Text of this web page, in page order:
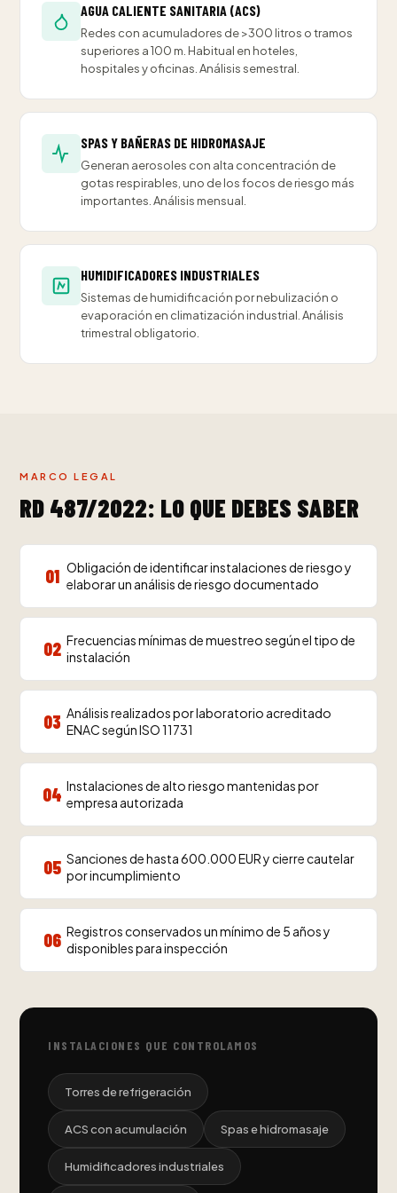
AGUA CALIENTE SANITARIA (ACS)
Redes con acumuladores de >300 litros o tramos
superiores a 100 m. Habitual en hoteles,
hospitales y oficinas. Análisis semestral.
SPAS Y BAÑERAS DE HIDROMASAJE
Generan aerosoles con alta concentración de
gotas respirables, uno de los focos de riesgo más
importantes. Análisis mensual.
HUMIDIFICADORES INDUSTRIALES
Sistemas de humidificación por nebulización o
evaporación en climatización industrial. Análisis
trimestral obligatorio.
MARCO LEGAL
RD 487/2022: LO QUE DEBES SABER
01 Obligación de identificar instalaciones de riesgo y
elaborar un análisis de riesgo documentado
02 Frecuencias mínimas de muestreo según el tipo de
instalación
03 Análisis realizados por laboratorio acreditado
ENAC según ISO 11731
04 Instalaciones de alto riesgo mantenidas por
empresa autorizada
05 Sanciones de hasta 600.000 EUR y cierre cautelar
por incumplimiento
06 Registros conservados un mínimo de 5 años y
disponibles para inspección
INSTALACIONES QUE CONTROLAMOS
Torres de refrigeración
ACS con acumulación Spas e hidromasaje
Humidificadores industriales